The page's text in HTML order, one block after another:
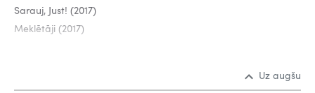
Sarauj, Just! (2017)
Meklētāji (2017)
Uz augšu